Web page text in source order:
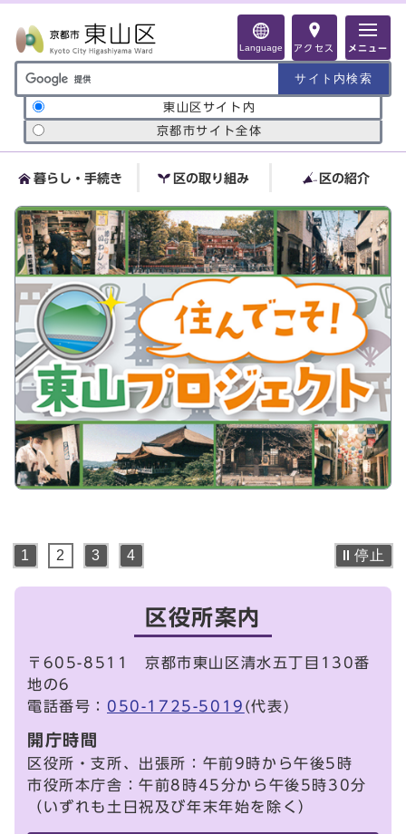
Language アクセス メニュー
サイト内検索の範囲
東山区サイト内
京都市サイト全体
暮らし・手続き 区の取り組み 区の紹介
ここから本文です
ビジュアルエリア。区役所か
らのお知らせ
停止
1 2 3 4
区役所案内
〒605-8511 京都市東山区清水五丁目130番
地の6
電話番号： 050-1725-5019 (代表)
開庁時間
区役所・支所、出張所：午前9時から午後5時
市役所本庁舎：午前8時45分から午後5時30分
（いずれも土日祝及び年末年始を除く）